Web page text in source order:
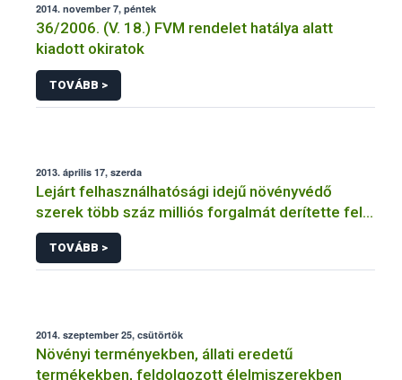
2014. november 7, péntek
36/2006. (V. 18.) FVM rendelet hatálya alatt
kiadott okiratok
TOVÁBB >
2013. április 17, szerda
Lejárt felhasználhatósági idejű növényvédő
szerek több száz milliós forgalmát derítette fel a
NÉBIH
TOVÁBB >
2014. szeptember 25, csütörtök
Növényi terményekben, állati eredetű
termékekben, feldolgozott élelmiszerekben